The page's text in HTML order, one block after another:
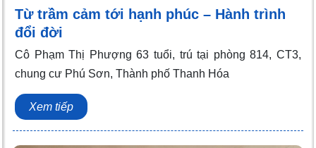
Từ trầm cảm tới hạnh phúc – Hành trình
đổi đời
Cô Phạm Thị Phượng 63 tuổi, trú tại phòng 814, CT3,
chung cư Phú Sơn, Thành phố Thanh Hóa
Xem tiếp